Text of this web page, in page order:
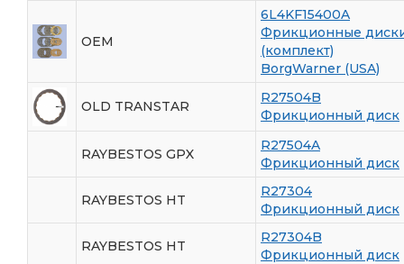
OEM
6L4KF15400A
Фрикционные
(комплект)
BorgWarner (USA)
OLD TRANSTAR
R27504B
Фрикционный диск
RAYBESTOS GPX
R27504A
Фрикционный диск
RAYBESTOS HT
R27304
Фрикционный диск
RAYBESTOS HT
R27304B
Фрикционный диск